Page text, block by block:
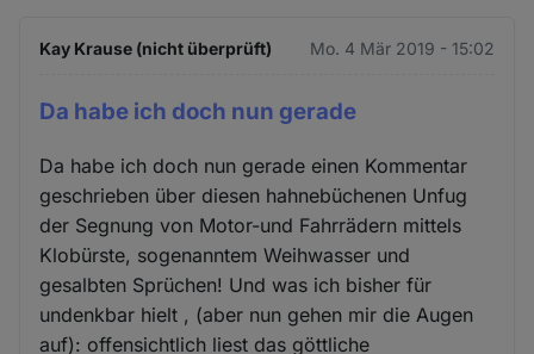
Kay Krause (nicht überprüft) Mo. 4 Mär 2019 - 15:02
Da habe ich doch nun gerade
Da habe ich doch nun gerade einen Kommentar
geschrieben über diesen hahnebüchenen Unfug
der Segnung von Motor-und Fahrrädern mittels
Klobürste, sogenanntem Weihwasser und
gesalbten Sprüchen! Und was ich bisher für
undenkbar hielt , (aber nun gehen mir die Augen
auf): offensichtlich liest das göttliche